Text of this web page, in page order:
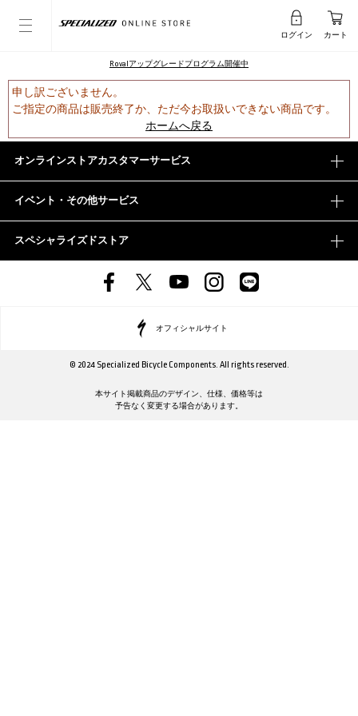
ログイン カート
Rovalアップグレードプログラム開催中
申し訳ございません。
ご指定の商品は販売終了か、ただ今お取扱いできない商品です。
ホームへ戻る
オンラインストアカスタマーサービス
イベント・その他サービス
スペシャライズドストア
オフィシャルサイト
© 2024 Specialized Bicycle Components. All rights reserved.
本サイト掲載商品のデザイン、仕様、価格等は
予告なく変更する場合があります。